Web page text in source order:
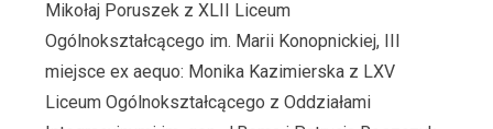
Mikołaj Poruszek z XLII Liceum
Ogólnokształcącego im. Marii Konopnickiej, III
miejsce ex aequo: Monika Kazimierska z LXV
Liceum Ogólnokształcącego z Oddziałami